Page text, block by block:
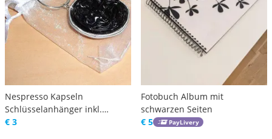
Nespresso Kapseln
Schlüsselanhänger inkl.
Geschenkbeutel, eine Seite
€ 3
Fotobuch Album mit
schwarzen Seiten
€ 5
PayLivery